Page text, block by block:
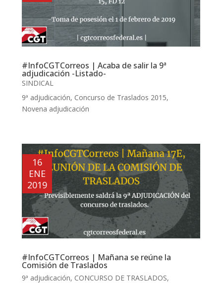
#InfoCGTCorreos | Acaba de salir la 9ª
adjudicación -Listado-
SINDICAL
9ª adjudicación, Concurso de Traslados 2015,
Novena adjudicación
#InfoCGTCorreos | Mañana se reúne la
Comisión de Traslados
16
ENE
2019
9ª adjudicación, CONCURSO DE TRASLADOS,